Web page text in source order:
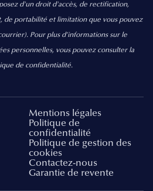
d'un droit d'accès, de rectification,
de portabilité et limitation que vous pouvez
Pour plus d’informations sur le
personnelles, vous pouvez consulter la
de confidentialité.
Mentions légales
Politique de
confidentialité
Politique de gestion des
cookies
Contactez-nous
Garantie de revente